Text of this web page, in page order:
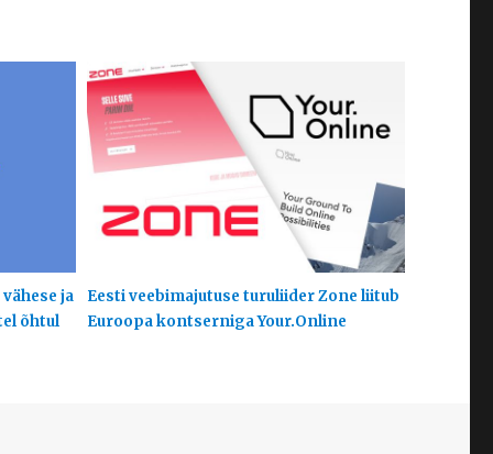
ja
õhtul
Eesti veebimajutuse turuliider Zone liitub
Euroopa kontserniga Your.Online